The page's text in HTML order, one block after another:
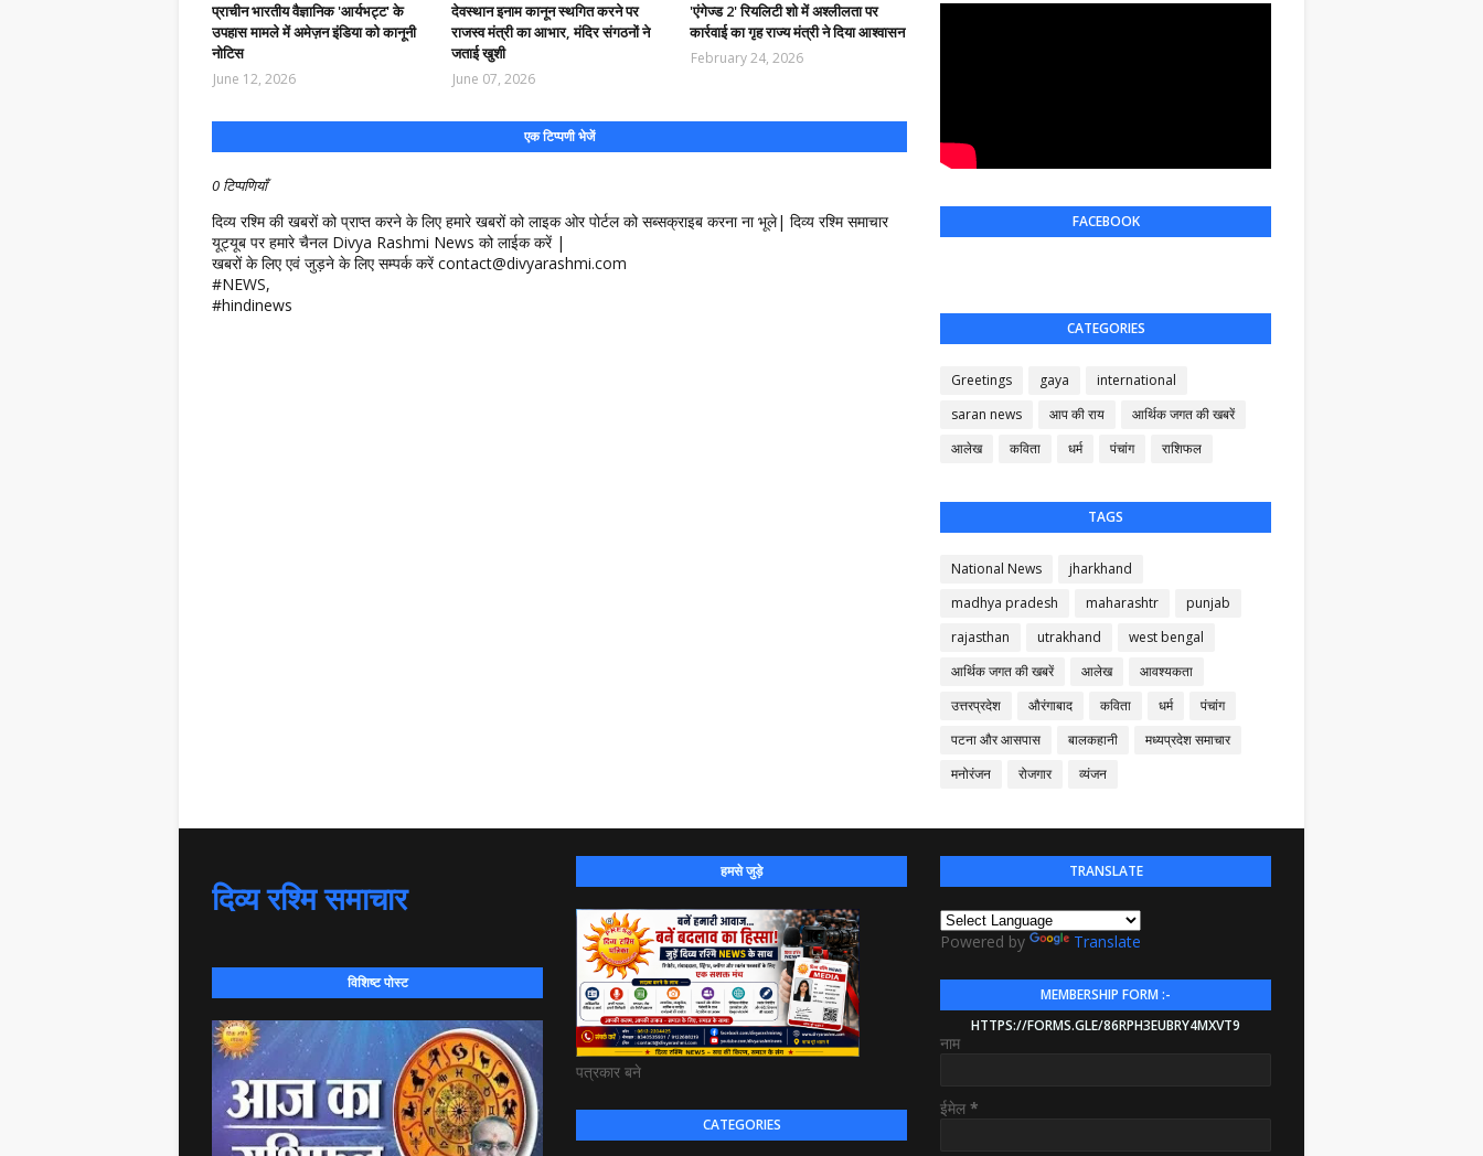
प्राचीन भारतीय वैज्ञानिक 'आर्यभट्ट' के
उपहास मामले में अमेज़न इंडिया को कानूनी
नोटिस
June 12, 2026
देवस्थान इनाम कानून स्थगित करने पर
राजस्व मंत्री का आभार, मंदिर संगठनों ने
जताई खुशी
June 07, 2026
'एंगेज्ड 2' रियलिटी शो में अश्लीलता पर
कार्रवाई का गृह राज्य मंत्री ने दिया आश्वासन
February 24, 2026
एक टिप्पणी भेजें
0 टिप्पणियाँ
दिव्य रश्मि की खबरों को प्राप्त करने के लिए हमारे खबरों को लाइक ओर पोर्टल को सब्सक्राइब करना ना भूले| दिव्य रश्मि समाचार
यूट्यूब पर हमारे चैनल Divya Rashmi News को लाईक करें |
खबरों के लिए एवं जुड़ने के लिए सम्पर्क करें contact@divyarashmi.com
#NEWS,
#hindinews
FACEBOOK
CATEGORIES
Greetings gaya
international
saran news
आप की राय
आर्थिक जगत की खबरें
आलेख
कविता धर्म पंचांग राशिफल
TAGS
National News
jharkhand
madhya pradesh
maharashtr
punjab
rajasthan
utrakhand
west bengal
आर्थिक जगत की खबरें
आलेख
आवश्यकता
उत्तरप्रदेश
औरंगाबाद कविता धर्म
पंचांग
पटना और आसपास
बालकहानी
मध्यप्रदेश समाचार
मनोरंजन
रोजगार व्यंजन
दिव्य रश्मि समाचार
विशिष्ट पोस्ट
हमसे जुड़े
पत्रकार बने
CATEGORIES
TRANSLATE
Powered by Translate
MEMBERSHIP FORM :-
HTTPS://FORMS.GLE/86RPH3EUBRY4MXVT9
नाम
ईमेल *